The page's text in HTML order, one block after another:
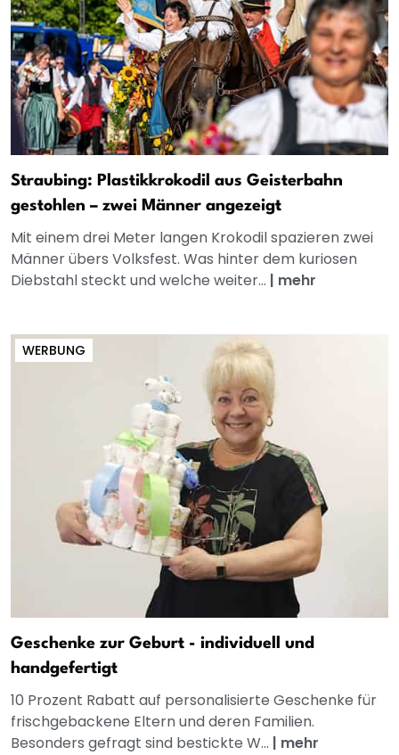
Straubing: Plastikkrokodil aus Geisterbahn
gestohlen – zwei Männer angezeigt
Mit einem drei Meter langen Krokodil spazieren zwei
Männer übers Volksfest. Was hinter dem kuriosen
Diebstahl steckt und welche weiter... | mehr
WERBUNG
Geschenke zur Geburt - individuell und
handgefertigt
10 Prozent Rabatt auf personalisierte Geschenke für
frischgebackene Eltern und deren Familien.
Besonders gefragt sind bestickte W... | mehr